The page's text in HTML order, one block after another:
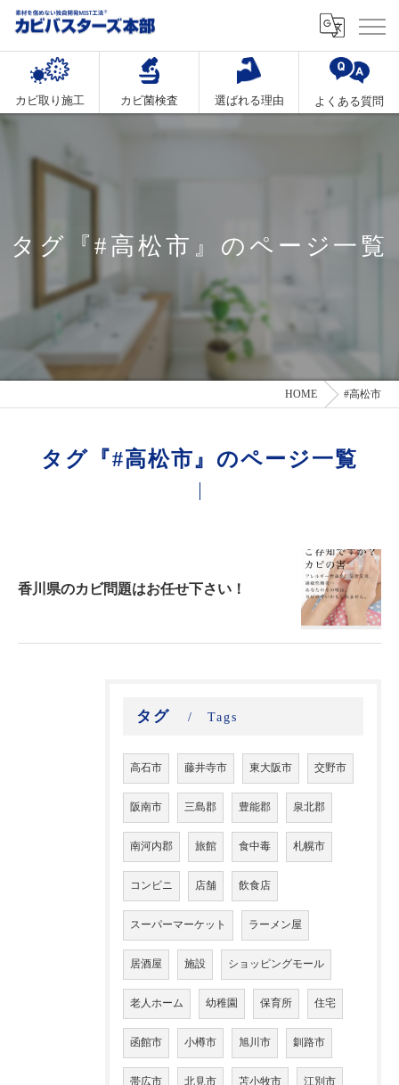
カビ取り施工 カビ菌検査 選ばれる理由 よくある質問
タグ『#高松市』のページ一覧
HOME #高松市
タグ『#高松市』のページ一覧
香川県のカビ問題はお任せ下さい！
タグ Tags
高石市 藤井寺市 東大阪市 交野市
阪南市 三島郡 豊能郡 泉北郡
南河内郡 旅館 食中毒 札幌市
コンビニ 店舗 飲食店
スーパーマーケット ラーメン屋
居酒屋 施設 ショッピングモール
老人ホーム 幼稚園 保育所 住宅
函館市 小樽市 旭川市 釧路市
帯広市 北見市 苫小牧市 江別市